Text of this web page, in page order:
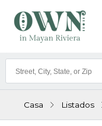
Casa Listados